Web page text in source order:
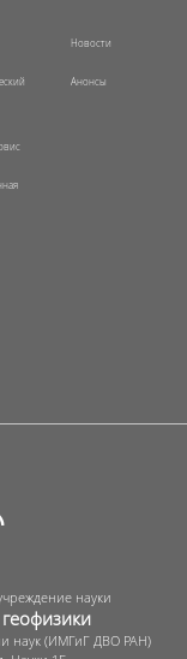
Новости
Анонсы
науки
наук (ИМГиГ ДВО РАН)